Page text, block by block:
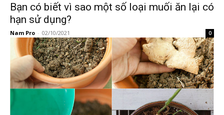
Bạn có biết vì sao một số loại muối ăn lại có
hạn sử dụng?
Nam Pro - 02/10/2021 0